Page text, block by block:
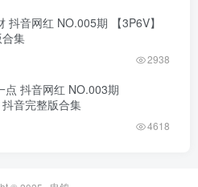
抖音网红 NO.005期 【3P6V】
集
2938
点 抖音网红 NO.003期
抖音完整版合集
4618